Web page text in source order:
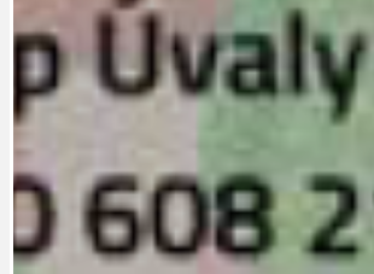
IDEAL LUX